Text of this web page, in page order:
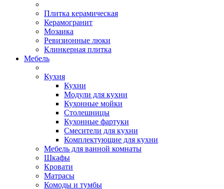
Плитка керамическая
Керамогранит
Мозаика
Ревизионные люки
Клинкерная плитка
Мебель
Кухня
Кухни
Модули для кухни
Кухонные мойки
Столешницы
Кухонные фартуки
Смесители для кухни
Комплектующие для кухни
Мебель для ванной комнаты
Шкафы
Кровати
Матрасы
Комоды и тумбы